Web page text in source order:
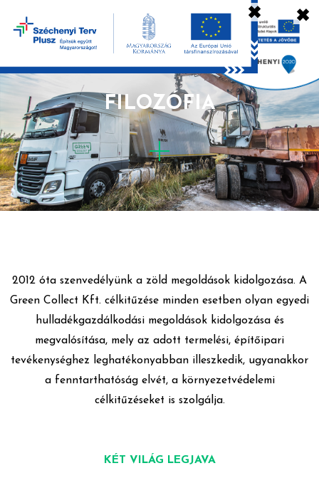
✖
✖
FILOZÓFIA
2012 óta szenvedélyünk a zöld megoldások kidolgozása. A
Green Collect Kft. célkitűzése minden esetben olyan egyedi
hulladékgazdálkodási megoldások kidolgozása és
megvalósítása, mely az adott termelési, építőipari
tevékenységhez leghatékonyabban illeszkedik, ugyanakkor
a fenntarthatóság elvét, a környezetvédelemi
célkitűzéseket is szolgálja.
KÉT VILÁG LEGJAVA